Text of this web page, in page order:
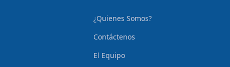
¿Quienes Somos?
Contáctenos
El Equipo